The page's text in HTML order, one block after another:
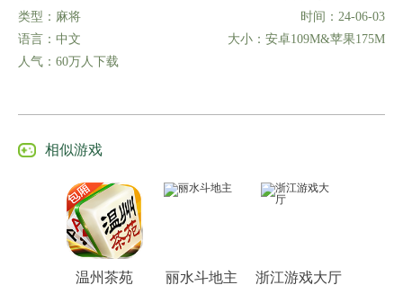
类型：麻将
时间：24-06-03
语言：中文
大小：安卓109M&苹果175M
人气：60万人下载
相似游戏
温州茶苑 丽水斗地主 浙江游戏大厅